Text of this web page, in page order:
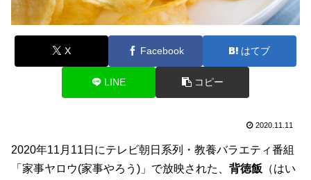
X Facebook はてブ
LINE コピー
2020.11.11
2020年11月11日にテレビ朝日系列・教養バラエティ番組
「家事ヤロウ(家事やろう)」で放映された、 背徳飯 （はい